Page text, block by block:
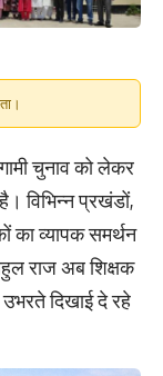
चुनाव को लेकर
विभिन्न प्रखंडों,
का व्यापक समर्थन
राज अब शिक्षक
दिखाई दे रहे